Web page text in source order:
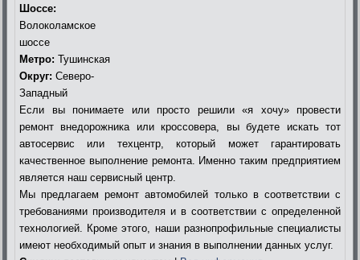
Шоссе:
Волоколамское
шоссе
Метро: Тушинская
Округ: Северо-
Западный
Если вы понимаете или просто решили «я хочу» провести
ремонт внедорожника или кроссовера, вы будете искать тот
автосервис или техцентр, который может гарантировать
качественное выполнение ремонта. Именно таким предприятием
является наш сервисный центр.
Мы предлагаем ремонт автомобилей только в соответствии с
требованиями производителя и в соответствии с определенной
технологией. Кроме этого, наши разнопрофильные специалисты
имеют необходимый опыт и знания в выполнении данных услуг.